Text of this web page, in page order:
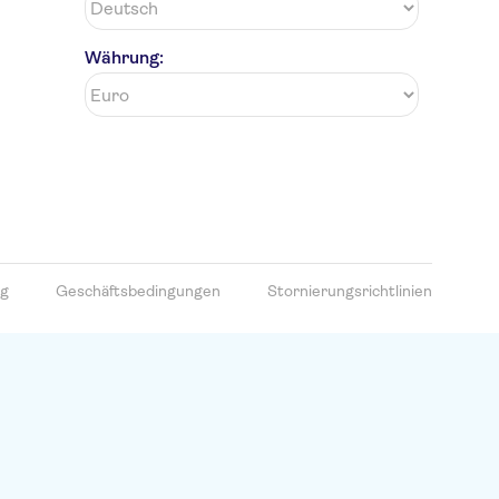
Währung:
Geschäftsbedingungen Stornierungsrichtlinien